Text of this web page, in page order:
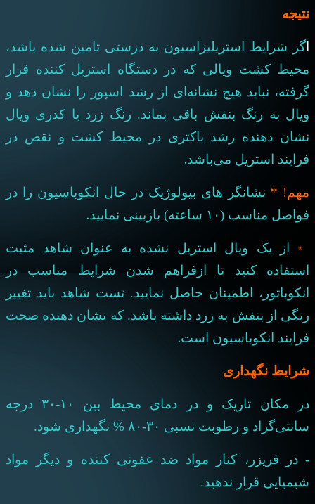
نتیجه
گر شرایط استریلیزاسیون به درستی تامین شده باشد،
محیط کشت ویالی که در دستگاه استریل کننده قرار
گرفته، نباید هیچ نشانه ای از رشد اسپور را نشان دهد و
ویال به رنگ بنفش باقی بماند. رنگ زرد یا کدری ویال
نشان دهنده رشد باکتری در محیط کشت و نقص در
فرایند استریل میباشد.
مهم! * نشانگر های بیولوژیک در حال انکوباسیون را در
فواصل مناسب (۱۰ ساعته) بازبینی نمایید
.
*
از یک ویال استریل نشده به عنوان شاهد مثبت
استفاده کنید تا از فراهم شدن شرایط مناسب در
انکوباتور، اطمینان حاصل نمایید. تست شاهد باید تغییر
رنگی از بنفش به زرد داشته باشد. که نشان دهنده صحت
فرایند انکوباسیون است.
شرایط نگهداری
در مکان تاریک و در دمای محیط بین ۱۰-۳۰ درجه
سانتی‌گراد و رطوبت نسبی ۳۰-۸۰ % نگهداری شود.
- در فریزر، کنار مواد ضد عفونی کننده و دیگر مواد
شیمیایی قرار ندهید.